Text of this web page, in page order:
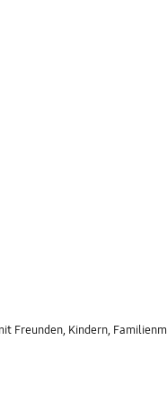
Kindern, Familienmitgliedern und